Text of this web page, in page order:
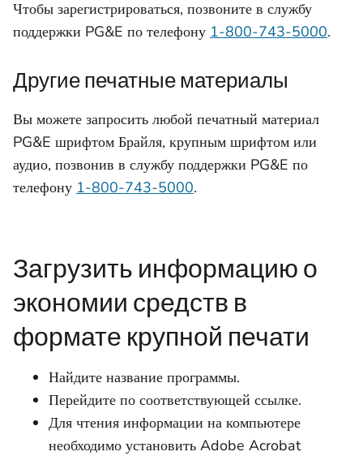
Чтобы зарегистрироваться, позвоните в службу
поддержки PG&E по телефону 1-800-743-5000.
Другие печатные материалы
Вы можете запросить любой печатный материал
PG&E шрифтом Брайля, крупным шрифтом или
аудио, позвонив в службу поддержки PG&E по
телефону 1-800-743-5000.
Загрузить информацию о
экономии средств в
формате крупной печати
Найдите название программы.
Перейдите по соответствующей ссылке.
Для чтения информации на компьютере
необходимо установить Adobe Acrobat